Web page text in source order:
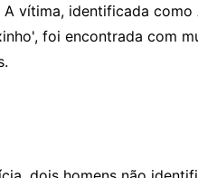
vítima, identificada como
foi encontrada com